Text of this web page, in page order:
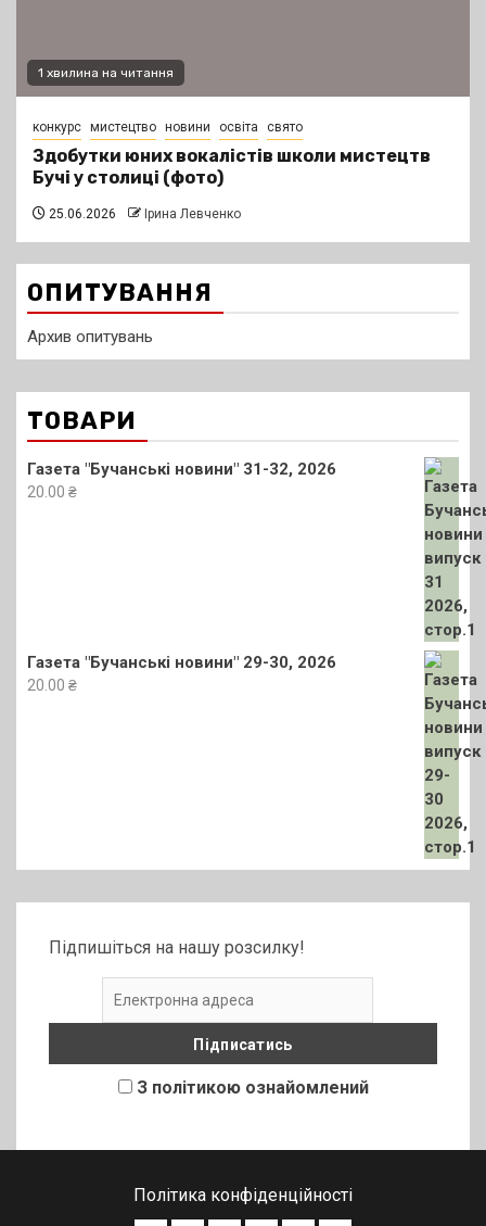
1 хвилина на читання
конкурс мистецтво новини освіта свято
Здобутки юних вокалістів школи мистецтв
Бучі у столиці (фото)
25.06.2026 Ірина Левченко
ОПИТУВАННЯ
Архив опитувань
ТОВАРИ
Газета "Бучанські новини" 31-32, 2026
20.00 ₴
Газета "Бучанські новини" 29-30, 2026
20.00 ₴
Підпишіться на нашу розсилку!
З політикою ознайомлений
Політика конфіденційності